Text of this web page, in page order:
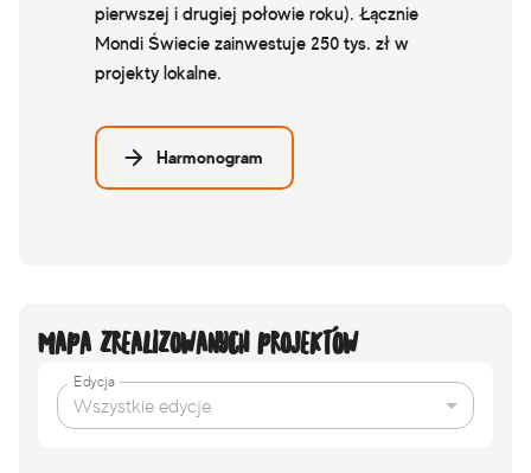
pierwszej i drugiej połowie roku). Łącznie
Mondi Świecie zainwestuje 250 tys. zł w
projekty lokalne.
Harmonogram
Mapa zrealizowanych projektów
Edycja
Wszystkie edycje